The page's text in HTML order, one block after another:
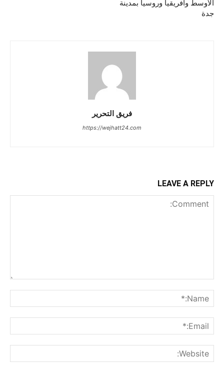
الأوسط وأفريقيا وروسيا بمدينة
جدة
فريق التحرير
https://wejhatt24.com
LEAVE A REPLY